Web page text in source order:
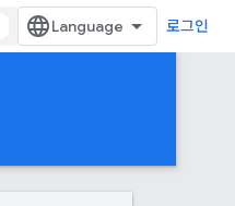
로그인